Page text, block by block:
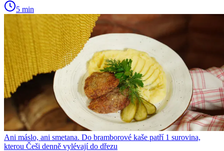
5 min
Ani máslo, ani smetana. Do bramborové kaše patří 1 surovina,
kterou Češi denně vylévají do dřezu